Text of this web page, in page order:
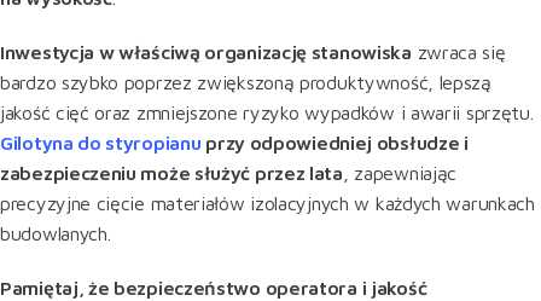
Inwestycja w właściwą organizację stanowiska zwraca się
bardzo szybko poprzez zwiększoną produktywność, lepszą
jakość cięć oraz zmniejszone ryzyko wypadków i awarii sprzętu.
Gilotyna do styropianu przy odpowiedniej obsłudze i
zabezpieczeniu może służyć przez lata , zapewniając
precyzyjne cięcie materiałów izolacyjnych w każdych warunkach
budowlanych.
Pamiętaj, że bezpieczeństwo operatora i jakość